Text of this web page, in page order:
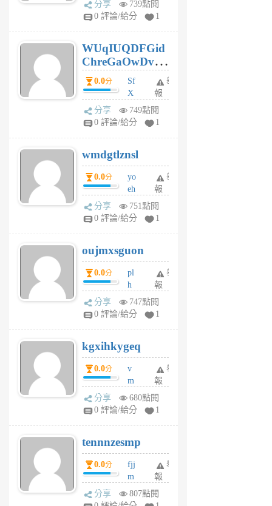
gl
個
月
前
分享
739點閱
0 評論/給分
1
WUqIUQDFGid
ChreGaOwDv
dY0.0分
Sf
X
Pe
Jc
R
P
m
v
A
V
個
月
前
舉
報
分享
749點閱
0 評論/給分
1
wmdgtlznsl
0.0分
yo
eh
ld
gy
個
月
前
舉
報
分享
751點閱
0 評論/給分
1
oujmxsguon
0.0分
pl
h
wi
w
6
個
月
前
舉
報
分享
747點閱
0 評論/給分
1
kgxihkygeq
0.0分
v
m
sg
sr
6
個
月
前
舉
報
分享
680點閱
0 評論/給分
1
tennnzesmp
0.0分
fjj
m
w
rs
舉
報
分享
807點閱